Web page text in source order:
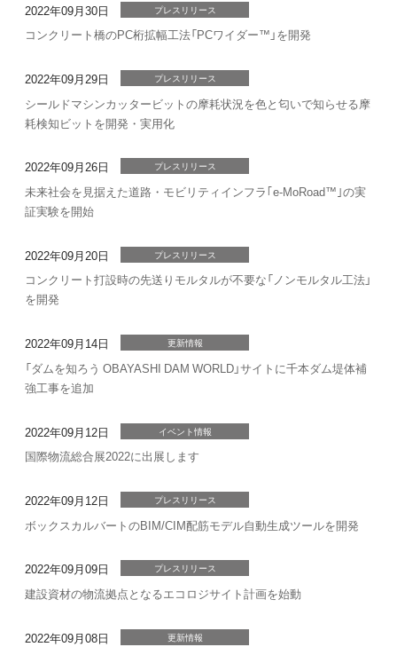
2022年09月30日 プレスリリース
コンクリート橋のPC桁拡幅工法「PCワイダー™」を開発
2022年09月29日 プレスリリース
シールドマシンカッタービットの摩耗状況を色と匂いで知らせる摩
耗検知ビットを開発・実用化
2022年09月26日 プレスリリース
未来社会を見据えた道路・モビリティインフラ｢e-MoRoad™｣の実
証実験を開始
2022年09月20日 プレスリリース
コンクリート打設時の先送りモルタルが不要な「ノンモルタル工法」
を開発
2022年09月14日 更新情報
「ダムを知ろう OBAYASHI DAM WORLD」サイトに千本ダム堤体補
強工事を追加
2022年09月12日 イベント情報
国際物流総合展2022に出展します
2022年09月12日 プレスリリース
ボックスカルバートのBIM/CIM配筋モデル自動生成ツールを開発
2022年09月09日 プレスリリース
建設資材の物流拠点となるエコロジサイト計画を始動
2022年09月08日 更新情報